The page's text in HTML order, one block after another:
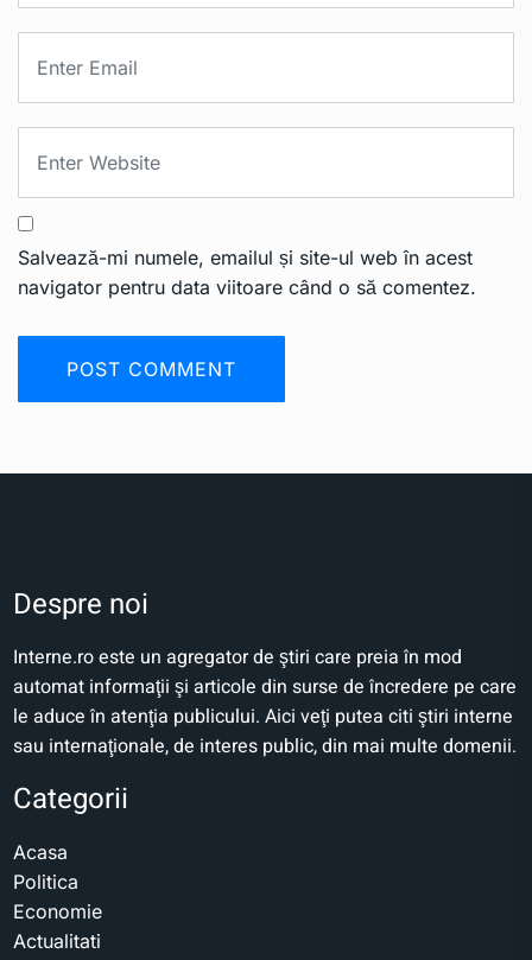
Salvează-mi numele, emailul și site-ul web în acest
navigator pentru data viitoare când o să comentez.
Despre noi
Interne.ro este un agregator de ştiri care preia în mod
automat informaţii şi articole din surse de încredere pe care
le aduce în atenţia publicului. Aici veţi putea citi ştiri interne
sau internaţionale, de interes public, din mai multe domenii.
Categorii
Acasa
Politica
Economie
Actualitati